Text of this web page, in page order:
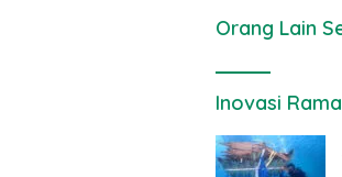
Orang Lain
Inovasi